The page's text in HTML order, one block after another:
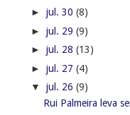
► jul. 30 (8)
► jul. 29 (9)
► jul. 28 (13)
► jul. 27 (4)
▼ jul. 26 (9)
Rui Palmeira leva